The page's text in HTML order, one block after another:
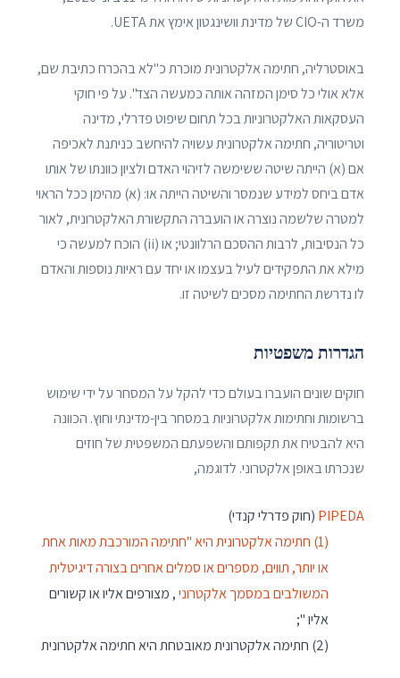
משרד ה-CIO של מדינת וושינגטון אימץ את UETA.
באוסטרליה, חתימה אלקטרונית מוכרת כ"לא בהכרח כתיבת שם,
אלא אולי כל סימן המזהה אותה כמעשה הצד". על פי חוקי
העסקאות האלקטרוניות בכל תחום שיפוט פדרלי, מדינה
וטריטוריה, חתימה אלקטרונית עשויה להיחשב כניתנת לאכיפה
אם (א) הייתה שיטה ששימשה לזיהוי האדם ולציון כוונתו של אותו
אדם ביחס למידע שנמסר והשיטה הייתה או: (א) מהימן ככל הראוי
למטרה שלשמה נוצרה או הועברה התקשורת האלקטרונית, לאור
כל הנסיבות, לרבות ההסכם הרלוונטי; או (ii) הוכח למעשה כי
מילא את התפקידים לעיל בעצמו או יחד עם ראיות נוספות והאדם
לו נדרשת החתימה מסכים לשיטה זו.
הגדרות משפטיות
חוקים שונים הועברו בעולם כדי להקל על המסחר על ידי שימוש
ברשומות וחתימות אלקטרוניות במסחר בין-מדינתי וחוץ. הכוונה
היא להבטיח את תקפותם והשפעתם המשפטית של חוזים
שנכרתו באופן אלקטרוני. לדוגמה,
PIPEDA (חוק פדרלי קנדי)
(1) חתימה אלקטרונית היא "חתימה המורכבת מאות אחת
או יותר, תווים, מספרים או סמלים אחרים בצורה דיגיטלית
המשולבים במסמך אלקטרוני, מצורפים אליו או קשורים
אליו ";
(2) חתימה אלקטרונית מאובטחת היא חתימה אלקטרונית